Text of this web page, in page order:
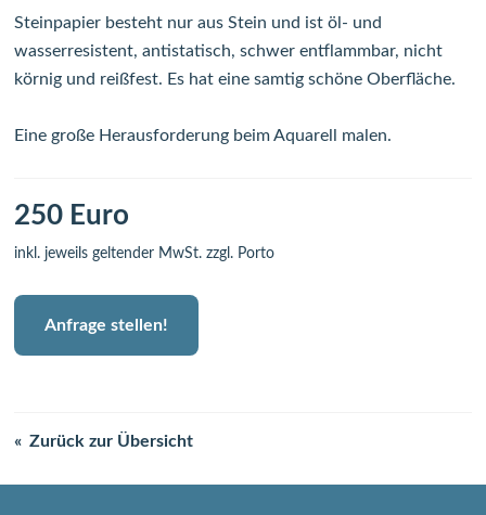
Steinpapier besteht nur aus Stein und ist öl- und
wasserresistent, antistatisch, schwer entflammbar, nicht
körnig und reißfest. Es hat eine samtig schöne Oberfläche.
Eine große Herausforderung beim Aquarell malen.
250 Euro
inkl. jeweils geltender MwSt. zzgl. Porto
Anfrage stellen!
Zurück zur Übersicht